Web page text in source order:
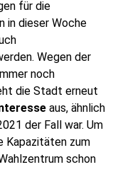
für die
in dieser Woche
Wegen der
noch
die Stadt erneut
aus, ähnlich
der Fall war. Um
Kapazitäten zum
schon